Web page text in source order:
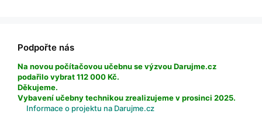
Podpořte nás
Na novou počítačovou učebnu se výzvou Darujme.cz
podařilo vybrat 112 000 Kč.
Děkujeme.
Vybavení učebny technikou zrealizujeme v prosinci 2025.
Informace o projektu na Darujme.cz